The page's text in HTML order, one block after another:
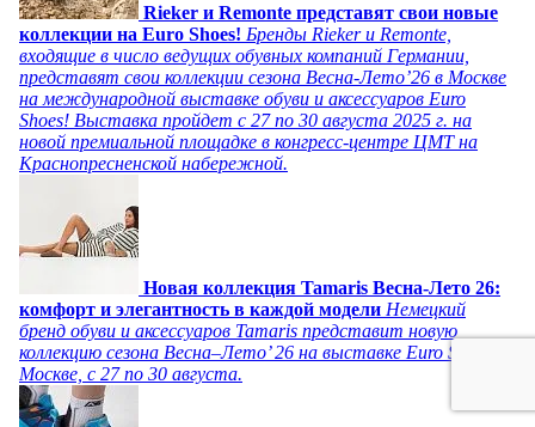
Rieker и Remonte представят свои новые
коллекции на Euro Shoes! Бренды Rieker и Remonte,
входящие в число ведущих обувных компаний Германии,
представят свои коллекции сезона Весна-Лето’26 в Москве
на международной выставке обуви и аксессуаров Euro
Shoes! Выставка пройдет c 27 по 30 августа 2025 г. на
новой премиальной площадке в конгресс-центре ЦМТ на
Краснопресненской набережной.
Новая коллекция Tamaris Весна-Лето 26:
комфорт и элегантность в каждой модели Немецкий
бренд обуви и аксессуаров Tamaris представит новую
коллекцию сезона Весна–Лето’ 26 на выставке Euro Shoes в
Москве, с 27 по 30 августа.